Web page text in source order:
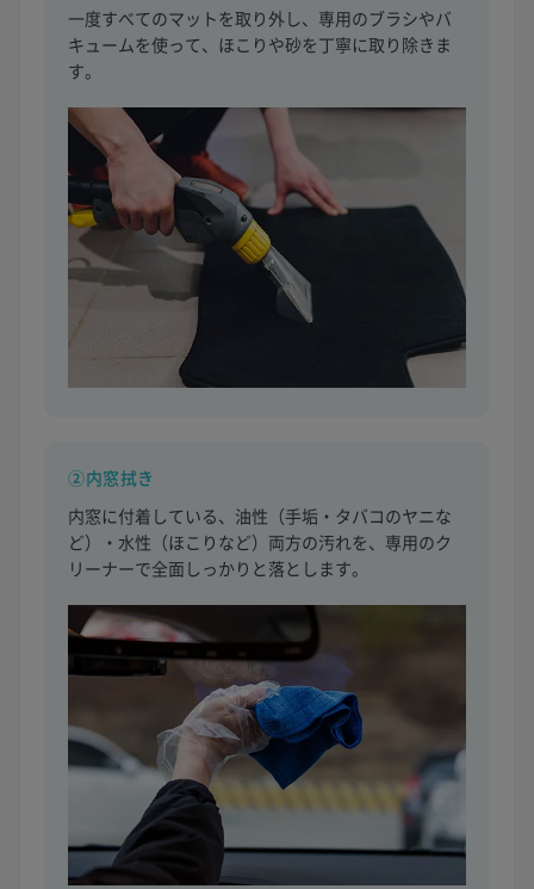
一度すべてのマットを取り外し、専用のブラシやバ
キュームを使って、ほこりや砂を丁寧に取り除きま
す。
②内窓拭き
内窓に付着している、油性（手垢・タバコのヤニな
ど）・水性（ほこりなど）両方の汚れを、専用のク
リーナーで全面しっかりと落とします。